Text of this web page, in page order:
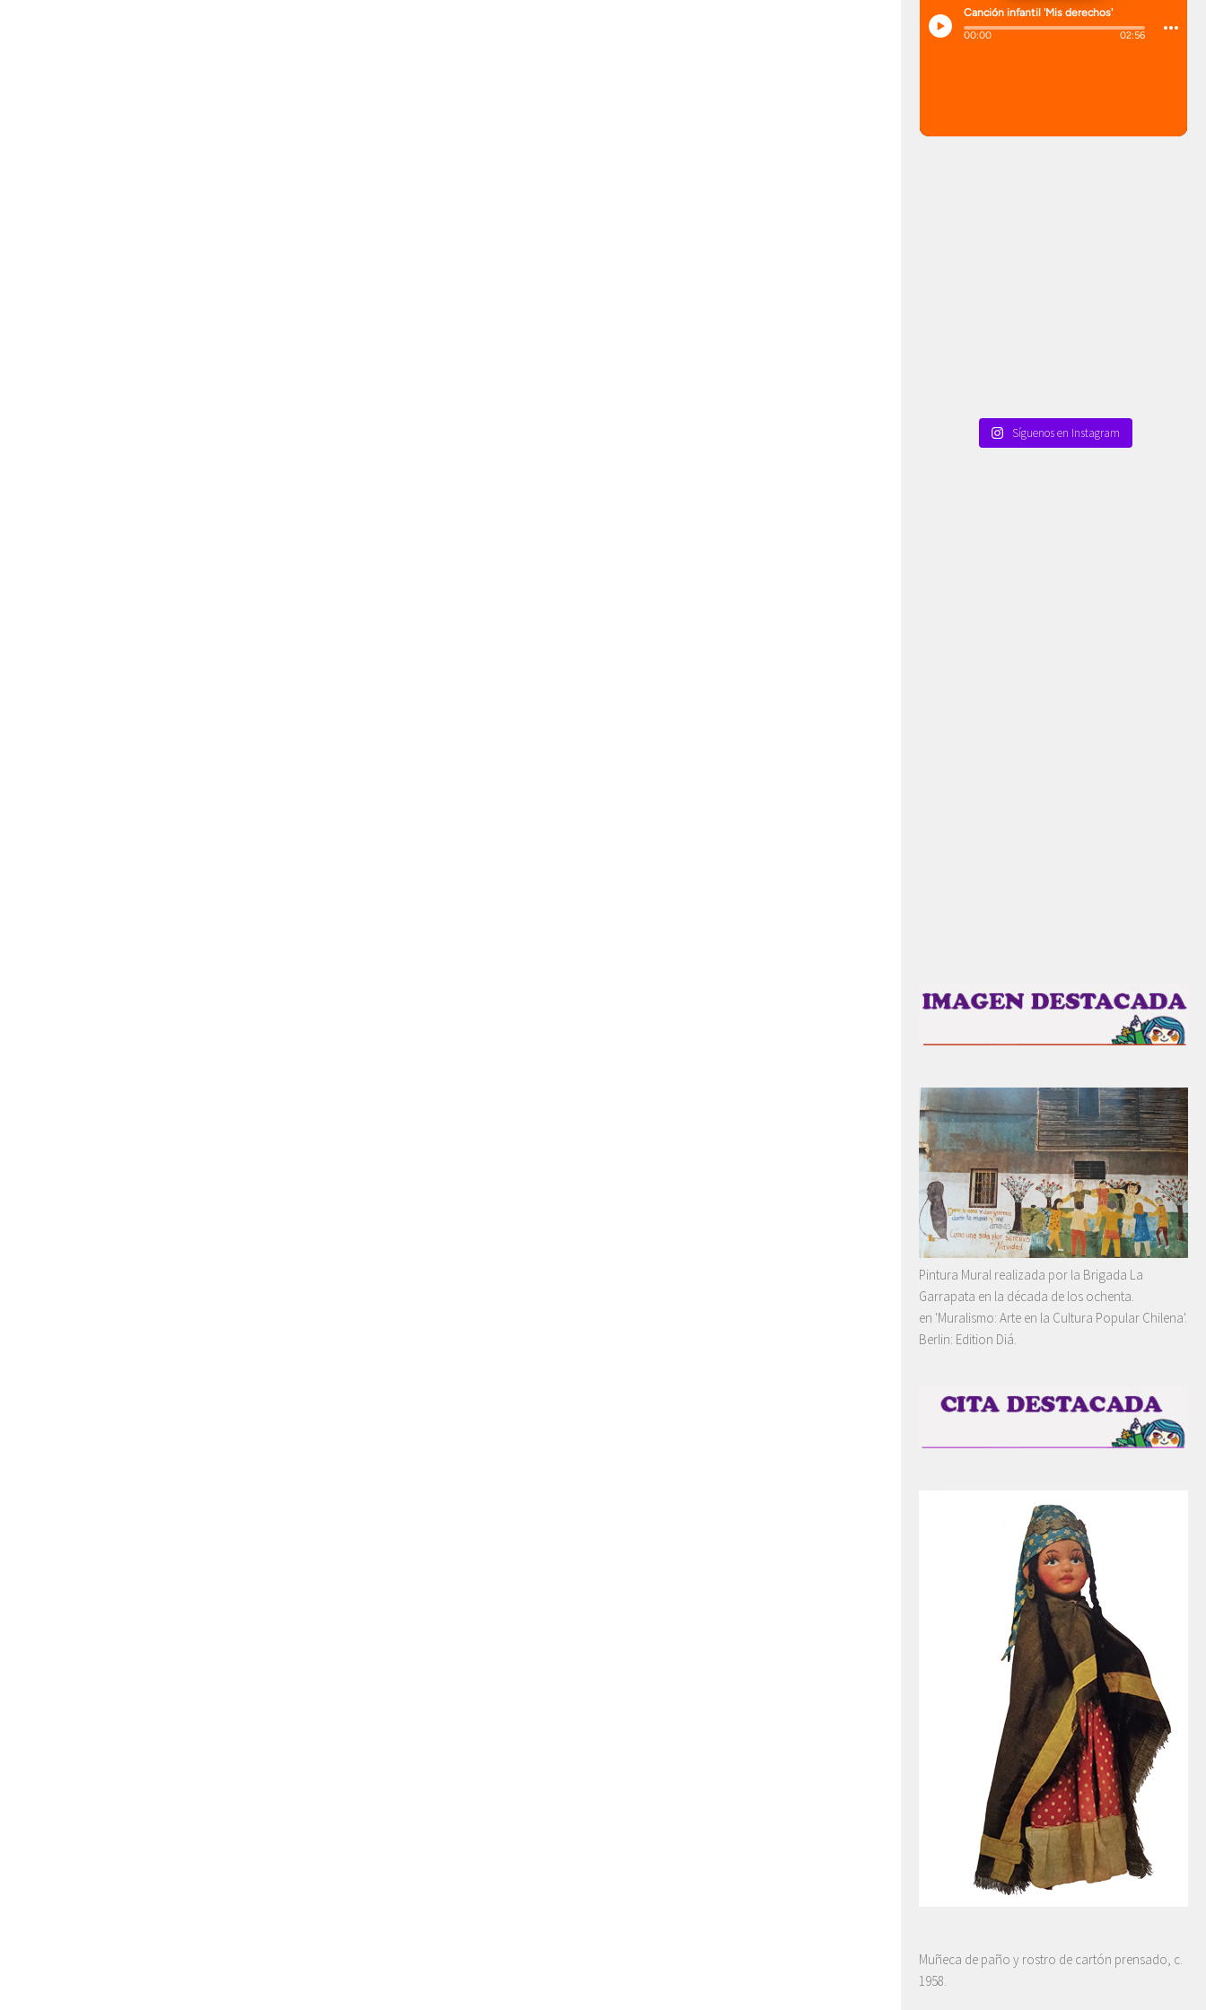
Síguenos en Instagram
Pintura Mural realizada por la Brigada La
Garrapata en la década de los ochenta.
en 'Muralismo: Arte en la Cultura Popular Chilena'.
Berlin: Edition Diá.
Muñeca de paño y rostro de cartón prensado, c.
1958.